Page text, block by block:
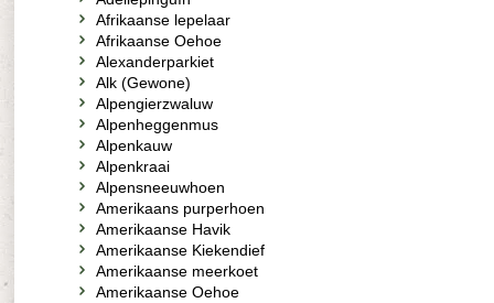
Afrikaanse lepelaar
Afrikaanse Oehoe
Alexanderparkiet
Alk (Gewone)
Alpengierzwaluw
Alpenheggenmus
Alpenkauw
Alpenkraai
Alpensneeuwhoen
Amerikaans purperhoen
Amerikaanse Havik
Amerikaanse Kiekendief
Amerikaanse meerkoet
Amerikaanse Oehoe